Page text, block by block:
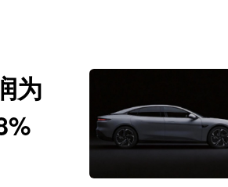
为